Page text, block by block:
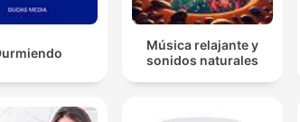
Música relajante y
sonidos naturales